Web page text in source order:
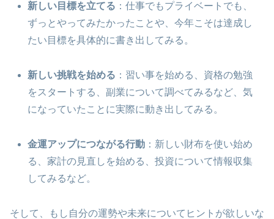
新しい目標を立てる ：仕事でもプライベートでも、
ずっとやってみたかったことや、今年こそは達成し
たい目標を具体的に書き出してみる。
新しい挑戦を始める ：習い事を始める、資格の勉強
をスタートする、副業について調べてみるなど、気
になっていたことに実際に動き出してみる。
金運アップにつながる行動 ：新しい財布を使い始め
る、家計の見直しを始める、投資について情報収集
してみるなど。
そして、もし自分の運勢や未来についてヒントが欲しいな